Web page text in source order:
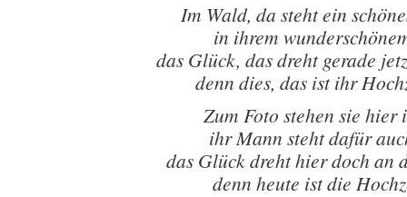
Im Wald, da steht ein
in ihrem
das Glück, das dreht gerade
denn dies, das ist ihr
Zum Foto stehen sie hier
ihr Mann steht dafür
das Glück dreht hier doch an
denn heute ist die